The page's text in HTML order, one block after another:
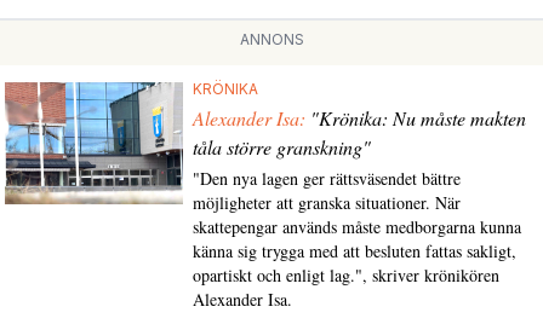
ANNONS
KRÖNIKA
Alexander Isa: "Krönika: Nu måste makten
tåla större granskning"
"Den nya lagen ger rättsväsendet bättre
möjligheter att granska situationer. När
skattepengar används måste medborgarna kunna
känna sig trygga med att besluten fattas sakligt,
opartiskt och enligt lag.", skriver krönikören
Alexander Isa.